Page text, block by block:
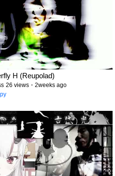
H (Reupolad)
26 views・2weeks ago